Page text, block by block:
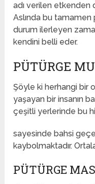
adı verilen etkenden
Aslında bu
durum ilerleyen
kendini belli eder.
PÜTÜRGE
Şöyle ki herhangi bir
yaşayan bir insanın
çeşitli yerlerinde bu
sayesinde bahsi
kaybolmaktadır.
PÜTÜRGE